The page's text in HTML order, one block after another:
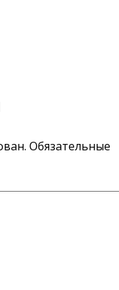
Обязательные